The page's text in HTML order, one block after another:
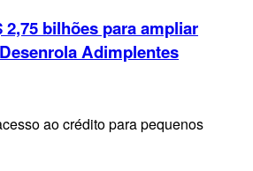
bilhões para ampliar
Adimplentes
ao crédito para pequenos